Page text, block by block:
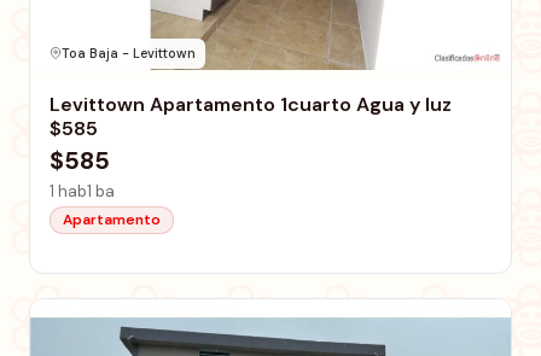
Toa Baja - Levittown
Levittown Apartamento 1cuarto Agua y luz
$585
$585
1 hab1 ba
Apartamento